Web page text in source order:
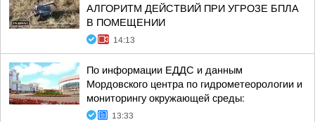
АЛГОРИТМ ДЕЙСТВИЙ ПРИ УГРОЗЕ БПЛА
В ПОМЕЩЕНИИ
14:13
По информации ЕДДС и данным
Мордовского центра по гидрометеорологии и
мониторингу окружающей среды:
13:33